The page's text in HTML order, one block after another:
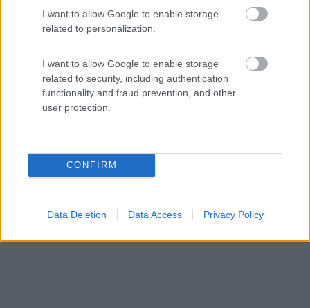
I want to allow Google to enable storage
related to personalization.
I want to allow Google to enable storage
related to security, including authentication
functionality and fraud prevention, and other
user protection.
CONFIRM
Data Deletion Data Access Privacy Policy
Hotel Landhus Nassau
7
Struttura agrituristica che accetta veicoli ricreazionali...